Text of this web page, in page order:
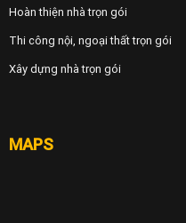
Hoàn thiện nhà trọn gói
Thi công nội, ngoại thất trọn gói
Xây dựng nhà trọn gói
MAPS